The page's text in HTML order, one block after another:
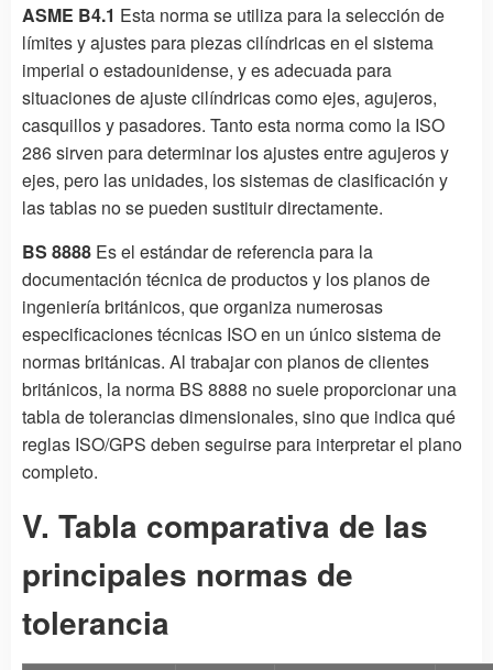
ASME B4.1 Esta norma se utiliza para la selección de
límites y ajustes para piezas cilíndricas en el sistema
imperial o estadounidense, y es adecuada para
situaciones de ajuste cilíndricas como ejes, agujeros,
casquillos y pasadores. Tanto esta norma como la ISO
286 sirven para determinar los ajustes entre agujeros y
ejes, pero las unidades, los sistemas de clasificación y
las tablas no se pueden sustituir directamente.
BS 8888 Es el estándar de referencia para la
documentación técnica de productos y los planos de
ingeniería británicos, que organiza numerosas
especificaciones técnicas ISO en un único sistema de
normas británicas. Al trabajar con planos de clientes
británicos, la norma BS 8888 no suele proporcionar una
tabla de tolerancias dimensionales, sino que indica qué
reglas ISO/GPS deben seguirse para interpretar el plano
completo.
V. Tabla comparativa de las
principales normas de
tolerancia